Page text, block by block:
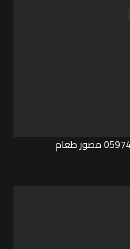
مصور طعام بالرياض 0597447127 مصور طعام